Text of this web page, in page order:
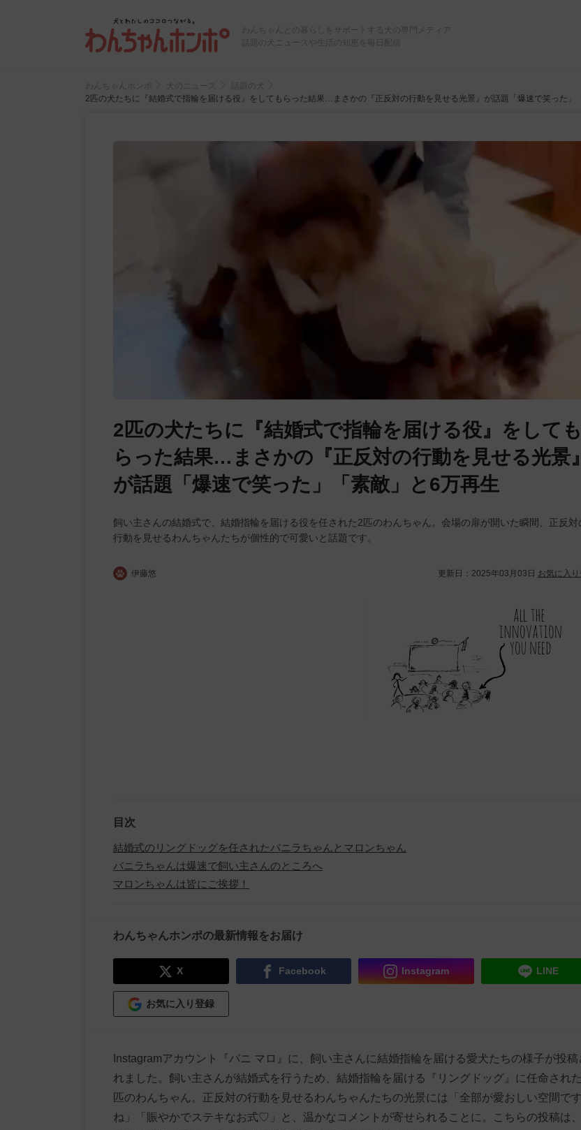
わんちゃんとの暮らしをサポートする犬の専門メディア
話題の犬ニュースや生活の知恵を毎日配信
わんちゃんホンポ 犬のニュース
話題の犬
2匹の犬たちに『結婚式で指輪を届ける役』をしてもらった結果…まさかの『正反対の行動を見せる光景』が話題「爆速で笑った」
2匹の犬たちに『結婚式で指輪を届ける役』をしても
らった結果…まさかの『正反対の行動を見せる光景』
が話題「爆速で笑った」「素敵」と6万再生
飼い主さんの結婚式で、結婚指輪を届ける役を任された2匹のわんちゃん。会場の扉が開いた瞬間、正反対
行動を見せるわんちゃんたちが個性的で可愛いと話題です。
伊藤悠 更新日： 2025年03月03日 お気に入り
目次
結婚式のリングドッグを任されたバニラちゃんとマロンちゃん
バニラちゃんは爆速で飼い主さんのところへ
マロンちゃんは皆にご挨拶！
わんちゃんホンポの最新情報をお届け
X Facebook Instagram LINE
お気に入り登録
Instagramアカウント『バニ マロ』に、飼い主さんに結婚指輪を届ける愛犬たちの様子が投稿
れました。飼い主さんが結婚式を行うため、結婚指輪を届ける『リングドッグ』に任命され
匹のわんちゃん。正反対の行動を見せるわんちゃんたちの光景には「全部が愛おしい空間です
ね」「賑やかでステキなお式♡」と、温かなコメントが寄せられることに。こちらの投稿は